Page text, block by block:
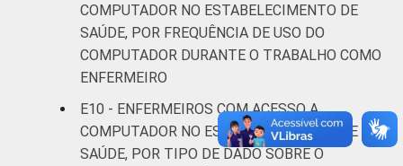
estabelecimentos de saúde brasileiros - TIC
Saúde 2016.
COMPUTADOR NO ESTABELECIMENTO DE
SAÚDE, POR FREQUÊNCIA DE USO DO
COMPUTADOR DURANTE O TRABALHO COMO
ENFERMEIRO
E10 - ENFERMEIROS COM ACESSO A
COMPUTADOR NO ESTABELECIMENTO DE
SAÚDE, POR TIPO DE DADO SOBRE O